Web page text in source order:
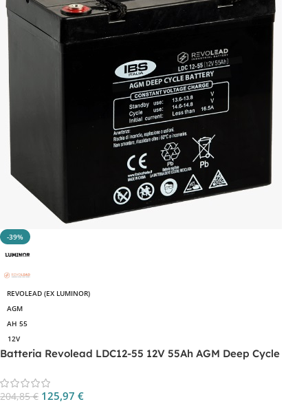
-39%
REVOLEAD (EX LUMINOR)
AGM
AH 55
12V
Batteria Revolead LDC12-55 12V 55Ah AGM Deep Cycle
204,85€ 125,97 €